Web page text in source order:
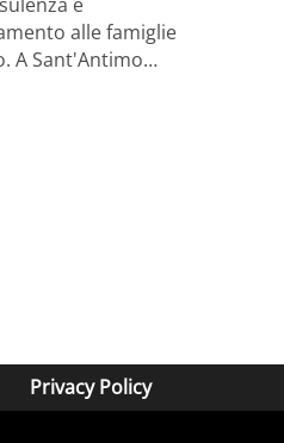
alle famiglie
A Sant'Antimo…
Privacy Policy